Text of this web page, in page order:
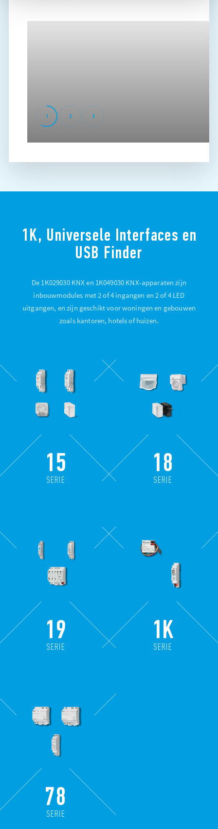
1 2 3
1K, Universele Interfaces en
USB Finder
De 1K029030 KNX en 1K049030 KNX-apparaten zijn
inbouwmodules met 2 of 4 ingangen en 2 of 4 LED
uitgangen, en zijn geschikt voor woningen en gebouwen
zoals kantoren, hotels of huizen.
15
SERIE
18
SERIE
19
SERIE
1K
SERIE
78
SERIE